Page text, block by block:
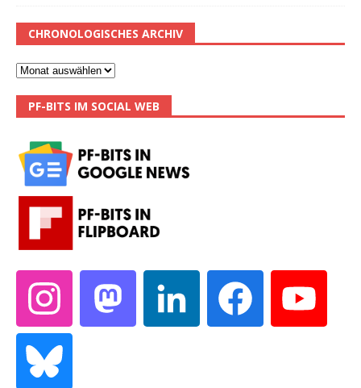
CHRONOLOGISCHES ARCHIV
PF-BITS IM SOCIAL WEB